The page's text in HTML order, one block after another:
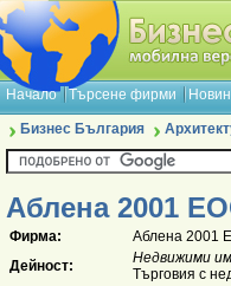
Начало Търсене фирми
Бизнес България
Аблена 2001
Фирма:
Аблена 2001
Дейност:
Недвижими
Търговия с